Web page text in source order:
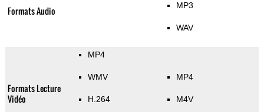
Formats Audio MP3
WAV
Formats Lecture
Vidéo
MP4
WMV
H.264
MP4
M4V